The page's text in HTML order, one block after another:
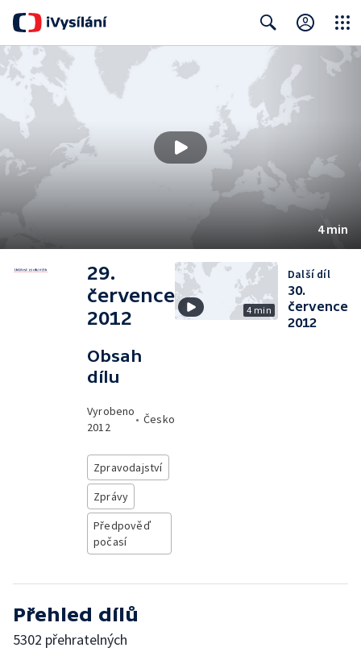
Search
4 min
29.
července
2012
Obsah
dílu
Vyrobeno
2012
• Česko
Zpravodajství
Zprávy
Předpověď
počasí
4 min
Další díl
30.
července
2012
Přehled dílů
5302 přehratelných